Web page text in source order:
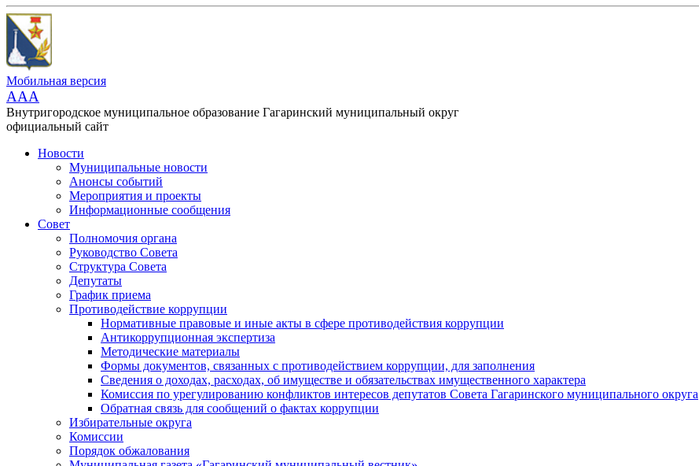
Мобильная версия
AAA
Внутригородское муниципальное образование Гагаринский муниципальный округ
официальный сайт
Новости
Муниципальные новости
Анонсы событий
Мероприятия и проекты
Информационные сообщения
Совет
Полномочия органа
Руководство Совета
Структура Совета
Депутаты
График приема
Противодействие коррупции
Нормативные правовые и иные акты в сфере противодействия коррупции
Антикоррупционная экспертиза
Методические материалы
Формы документов, связанных с противодействием коррупции, для заполнения
Сведения о доходах, расходах, об имуществе и обязательствах имущественного характера
Комиссия по урегулированию конфликтов интересов депутатов Совета Гагаринского муниципального округа
Обратная связь для сообщений о фактах коррупции
Избирательные округа
Комиссии
Порядок обжалования